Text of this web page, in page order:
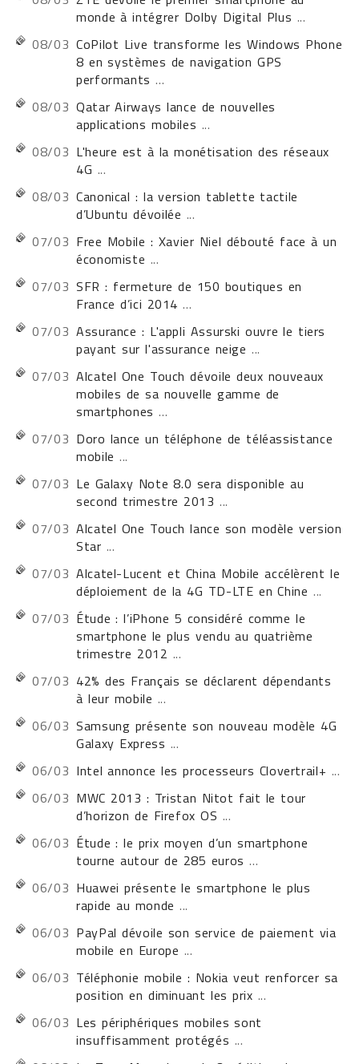
monde à intégrer Dolby Digital Plus ...
08/03 CoPilot Live transforme les Windows Phone
8 en systèmes de navigation GPS
performants ...
08/03 Qatar Airways lance de nouvelles
applications mobiles ...
08/03 L'heure est à la monétisation des réseaux
4G ...
08/03 Canonical : la version tablette tactile
d’Ubuntu dévoilée ...
07/03 Free Mobile : Xavier Niel débouté face à un
économiste ...
07/03 SFR : fermeture de 150 boutiques en
France d’ici 2014 ...
07/03 Assurance : L'appli Assurski ouvre le tiers
payant sur l'assurance neige ...
07/03 Alcatel One Touch dévoile deux nouveaux
mobiles de sa nouvelle gamme de
smartphones ...
07/03 Doro lance un téléphone de téléassistance
mobile ...
07/03 Le Galaxy Note 8.0 sera disponible au
second trimestre 2013 ...
07/03 Alcatel One Touch lance son modèle version
Star ...
07/03 Alcatel-Lucent et China Mobile accélèrent le
déploiement de la 4G TD-LTE en Chine ...
07/03 Étude : l’iPhone 5 considéré comme le
smartphone le plus vendu au quatrième
trimestre 2012 ...
07/03 42% des Français se déclarent dépendants
à leur mobile ...
06/03 Samsung présente son nouveau modèle 4G
Galaxy Express ...
06/03 Intel annonce les processeurs Clovertrail+ ...
06/03 MWC 2013 : Tristan Nitot fait le tour
d’horizon de Firefox OS ...
06/03 Étude : le prix moyen d’un smartphone
tourne autour de 285 euros ...
06/03 Huawei présente le smartphone le plus
rapide au monde...
06/03 PayPal dévoile son service de paiement via
mobile en Europe ...
06/03 Téléphonie mobile : Nokia veut renforcer sa
position en diminuant les prix ...
06/03 Les périphériques mobiles sont
insuffisamment protégés ...